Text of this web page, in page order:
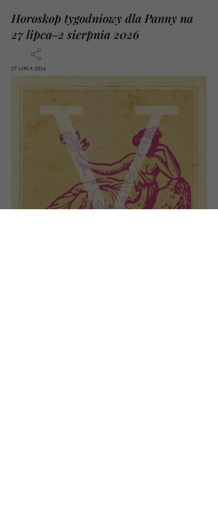
Horoskop tygodniowy dla Panny na
27 lipca–2 sierpnia 2026
27 LIPCA 2026